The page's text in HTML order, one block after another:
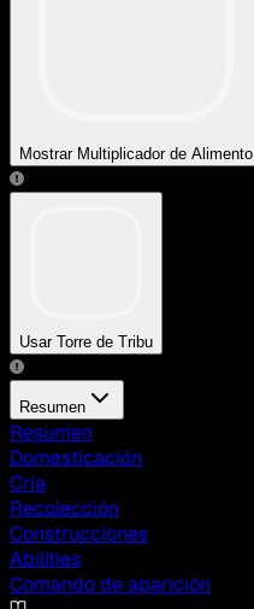
Mostrar Multiplicador de Alimento
Usar Torre de Tribu
Resumen
Resumen
Domesticación
Cría
Recolección
Construcciones
Abilities
Comando de aparición